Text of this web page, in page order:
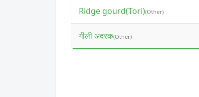
Ridge gourd(Tori)(Other)
गीली अदरक(Other)